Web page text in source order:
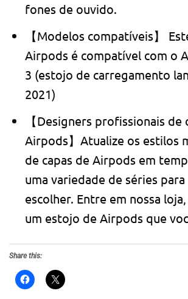
fones de ouvido.
【Modelos compatíveis】
Airpods é compatível com o
3 (estojo de carregamento
2021)
【Designers profissionais de
Airpods】Atualize os estilos
de capas de Airpods em
uma variedade de séries para
escolher. Entre em nossa
um estojo de Airpods que
Share this: